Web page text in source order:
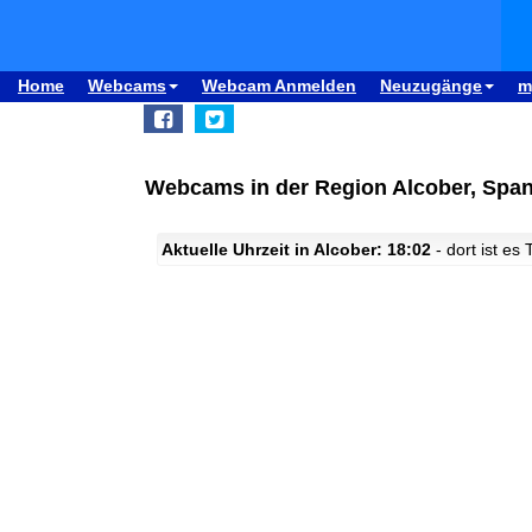
Home Webcams Webcam Anmelden Neuzugänge
Webcams in der Region Alcober,
Aktuelle Uhrzeit in Alcober: 18:02 - dort ist es